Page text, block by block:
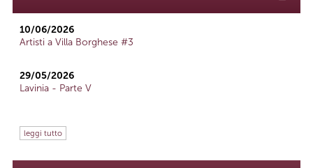
10/06/2026
Artisti a Villa Borghese #3
29/05/2026
Lavinia - Parte V
leggi tutto